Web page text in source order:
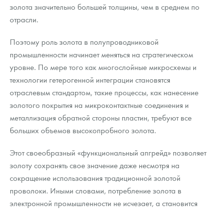
золота значительно большей толщины, чем в среднем по
отрасли.
Поэтому роль золота в полупроводниковой
промышленности начинает меняться на стратегическом
уровне. По мере того как многослойные микросхемы и
технологии гетерогенной интеграции становятся
отраслевым стандартом, такие процессы, как нанесение
золотого покрытия на микроконтактные соединения и
металлизация обратной стороны пластин, требуют все
больших объемов высокопробного золота.
Этот своеобразный «функциональный апгрейд» позволяет
золоту сохранять свое значение даже несмотря на
сокращение использования традиционной золотой
проволоки. Иными словами, потребление золота в
электронной промышленности не исчезает, а становится